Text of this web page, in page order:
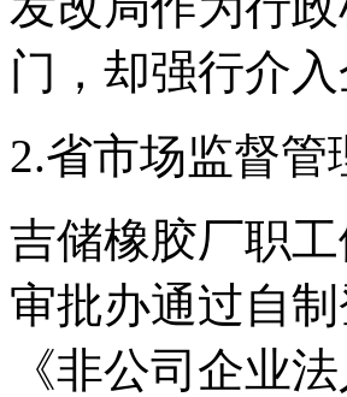
门，却强行介
2.省市场监督
吉储橡胶厂职
审批办通过自
《非公司企业